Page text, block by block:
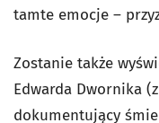
tamte emocje –
Zostanie także
Edwarda Dwornika
dokumentujący